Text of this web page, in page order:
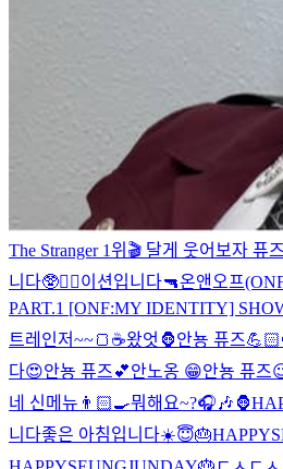
The Stranger 1위🎬 달게 웃어보자 퓨
니다🥸❤️‍🔥이션입니다🔫온앤오프
PART.1 [ONF:MY IDENTITY]
트레인저~~🍞☕️왔엇🦍안뇽 퓨즈💪🏻
다😍안뇽 퓨즈💕안노옹 😁안뇽 퓨즈
네 신메뉴👨🏻‍🍳뭐해요~?🎧🎶
니다좋은 아침입니다☀️😇